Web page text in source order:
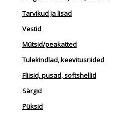
Tarvikud ja lisad
Vestid
Mütsid/peakatted
Tulekindlad, keevitusriided
Fliisid, pusad, softshellid
Särgid
Püksid